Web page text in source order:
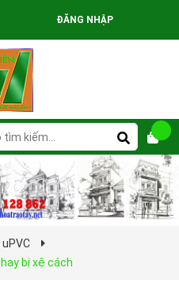
ĐĂNG NHẬP
bị xệ cách